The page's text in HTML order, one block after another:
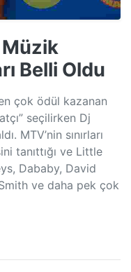
Belli Oldu
çok ödül kazanan
seçilirken Dj
MTV’nin sınırları
tanıttığı ve Little
Dababy, David
ve daha pek çok